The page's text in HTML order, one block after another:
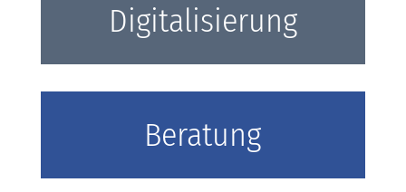
Digitalisierung
Beratung